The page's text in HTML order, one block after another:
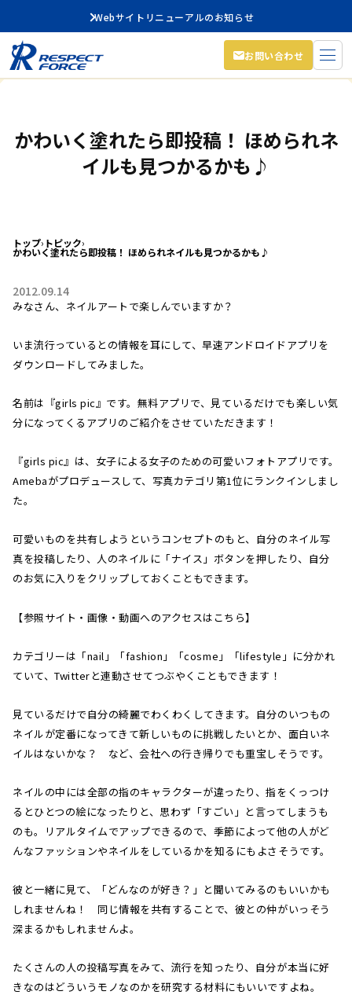
Webサイトリニューアルのお知らせ
お問い合わせ
かわいく塗れたら即投稿！ ほめられネ
イルも見つかるかも♪
トップ› トピック›
かわいく塗れたら即投稿！ ほめられネイルも見つかるかも♪
2012.09.14
みなさん、ネイルアートで楽しんでいますか？
いま流行っているとの情報を耳にして、早速アンドロイドアプリを
ダウンロードしてみました。
名前は『girls pic』です。無料アプリで、見ているだけでも楽しい気
分になってくるアプリのご紹介をさせていただきます！
『girls pic』は、女子による女子のための可愛いフォトアプリです。
Amebaがプロデュースして、写真カテゴリ第1位にランクインしまし
た。
可愛いものを共有しようというコンセプトのもと、自分のネイル写
真を投稿したり、人のネイルに「ナイス」ボタンを押したり、自分
のお気に入りをクリップしておくこともできます。
【参照サイト・画像・動画へのアクセスはこちら】
カテゴリーは「nail」「fashion」「cosme」「lifestyle」に分かれ
ていて、Twitterと連動させてつぶやくこともできます！
見ているだけで自分の綺麗でわくわくしてきます。自分のいつもの
ネイルが定番になってきて新しいものに挑戦したいとか、面白いネ
イルはないかな？ など、会社への行き帰りでも重宝しそうです。
ネイルの中には全部の指のキャラクターが違ったり、指をくっつけ
るとひとつの絵になったりと、思わず「すごい」と言ってしまうも
のも。リアルタイムでアップできるので、季節によって他の人がど
んなファッションやネイルをしているかを知るにもよさそうです。
彼と一緒に見て、「どんなのが好き？」と聞いてみるのもいいかも
しれませんね！ 同じ情報を共有することで、彼との仲がいっそう
深まるかもしれませんよ。
たくさんの人の投稿写真をみて、流行を知ったり、自分が本当に好
きなのはどういうモノなのかを研究する材料にもいいですよね。